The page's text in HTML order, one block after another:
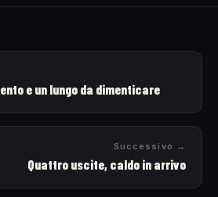
e un lungo da dimenticare
Successivo →
Quattro uscite, caldo in arrivo